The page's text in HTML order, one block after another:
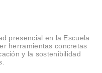
presencial en la Escuela
herramientas concretas
y la sostenibilidad